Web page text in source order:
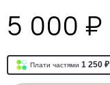
5 000 ₽
Плати частями 1 250 ₽